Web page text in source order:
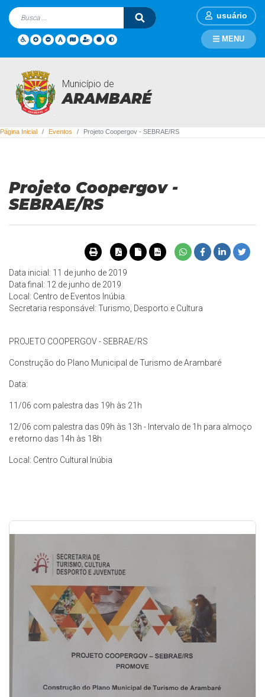
usuário
Município de
ARAMBARÉ
MENU
Eventos
Página Inicial Eventos Projeto Coopergov - SEBRAE/RS
Projeto Coopergov -
SEBRAE/RS
Data inicial: 11 de junho de 2019
Data final: 12 de junho de 2019
Local: Centro de Eventos Inúbia.
Secretaria responsável: Turismo, Desporto e Cultura
PROJETO COOPERGOV - SEBRAE/RS
Construção do Plano Municipal de Turismo de Arambaré
Data:
11/06 com palestra das 19h às 21h
12/06 com palestra das 09h às 13h - Intervalo de 1h para almoço
e retorno das 14h às 18h
Local: Centro Cultural Inúbia